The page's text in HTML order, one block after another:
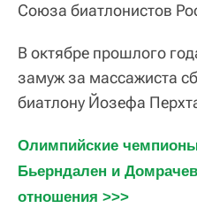
Союза биатлонистов
В октябре прошлого
замуж за массажиста
биатлону Йозефа
Олимпийские
Бьерндален и
отношения >>>